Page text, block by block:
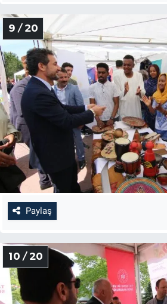
9 / 20
Paylaş
10 / 20